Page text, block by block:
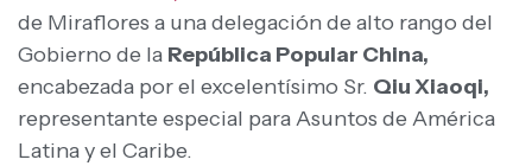
de Miraflores a una delegación de alto rango del
Gobierno de la República Popular China,
encabezada por el excelentísimo Sr. Qiu Xiaoqi,
representante especial para Asuntos de América
Latina y el Caribe.